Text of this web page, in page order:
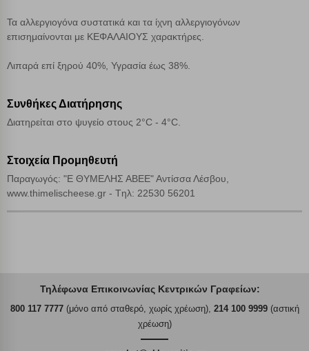
Τα αλλεργιογόνα συστατικά και τα ίχνη αλλεργιογόνων
επισημαίνονται με ΚΕΦΑΛΑΙΟΥΣ χαρακτήρες.
Λιπαρά επί ξηρού 40%, Υγρασία έως 38%.
Συνθήκες Διατήρησης
Διατηρείται στο ψυγείο στους 2°C - 4°C.
Στοιχεία Προμηθευτή
Παραγωγός: "E ΘΥΜΕΛΗΣ ΑΒΕΕ" Αντίσσα Λέσβου,
www.thimelischeese.gr - Tηλ: 22530 56201
Τηλέφωνα Επικοινωνίας Κεντρικών Γραφείων:
800 117 7777(μόνο από σταθερό, χωρίς χρέωση), 214 100 9999(αστική
χρέωση)